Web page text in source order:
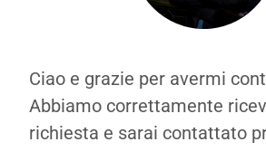
Ciao e grazie per avermi
Abbiamo correttamente
richiesta e sarai contattato